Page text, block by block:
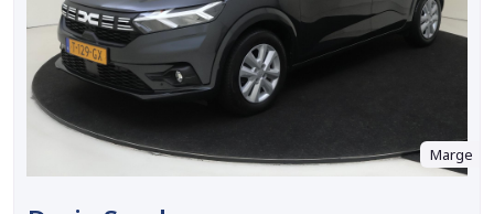
Marge